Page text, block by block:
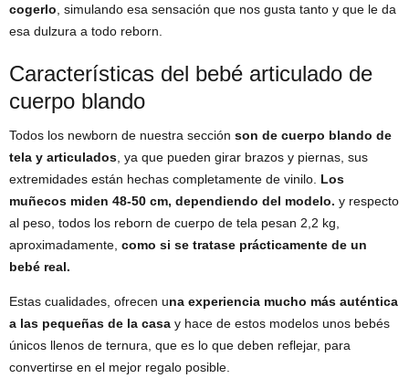
cogerlo , simulando esa sensación que nos gusta tanto y que le da
esa dulzura a todo reborn.
Características del bebé articulado de
cuerpo blando
Todos los newborn de nuestra sección son de cuerpo blando de
tela y articulados , ya que pueden girar brazos y piernas, sus
extremidades están hechas completamente de vinilo. Los
muñecos miden 48-50 cm, dependiendo del modelo. y respecto
al peso, todos los reborn de cuerpo de tela pesan 2,2 kg,
aproximadamente, como si se tratase prácticamente de un
bebé real.
Estas cualidades, ofrecen una experiencia mucho más auténtica
a las pequeñas de la casa y hace de estos modelos unos bebés
únicos llenos de ternura, que es lo que deben reflejar, para
convertirse en el mejor regalo posible.